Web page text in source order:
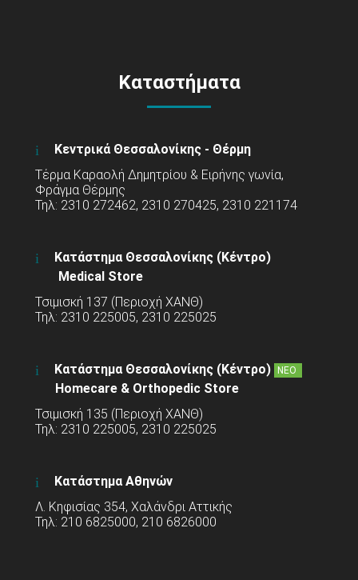
Καταστήματα
Κεντρικά Θεσσαλονίκης - Θέρμη
Τέρμα Καραολή Δημητρίου & Ειρήνης γωνία,
Φράγμα Θέρμης
Τηλ: 2310 272462, 2310 270425, 2310 221174
Κατάστημα Θεσσαλονίκης (Κέντρο)
Medical Store
Τσιμισκή 137 (Περιοχή ΧΑΝΘ)
Τηλ: 2310 225005, 2310 225025
Κατάστημα Θεσσαλονίκης (Κέντρο) ΝΕΟ
Homecare & Orthopedic Store
Τσιμισκή 135 (Περιοχή ΧΑΝΘ)
Τηλ: 2310 225005, 2310 225025
Κατάστημα Αθηνών
Λ. Κηφισίας 354, Χαλάνδρι Αττικής
Τηλ: 210 6825000, 210 6826000